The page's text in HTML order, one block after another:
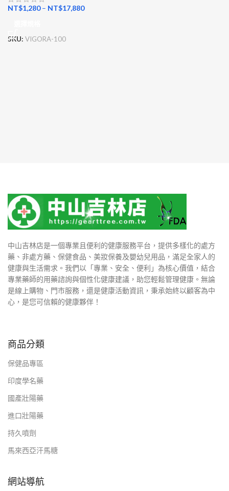
NT$1,280– NT$17,880
SKU: VIGORA-100
中山吉林店是一個專業且便利的健康服務平台，提供多樣化的處方
藥、非處方藥、保健食品、美妝保養及嬰幼兒用品，滿足全家人的
健康與生活需求。我們以「專業、安全、便利」為核心價值，結合
專業藥師的用藥諮詢與個性化健康建議，助您輕鬆管理健康。無論
是線上購物、門市服務，還是健康活動資訊，秉承始終以顧客為中
心，是您可信賴的健康夥伴！
商品分類
保健品專區
印度學名藥
國產壯陽藥
進口壯陽藥
持久噴劑
馬來西亞汗馬糖
網站導航